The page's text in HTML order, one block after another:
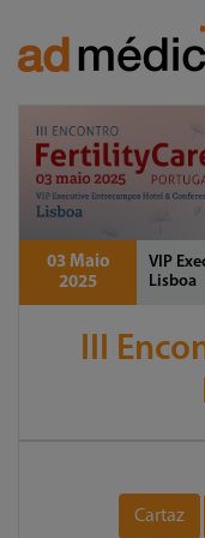
03 Maio
2025
VIP
Lisboa
III
Cartaz